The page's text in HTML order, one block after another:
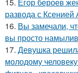
развода с
16. Вы замечали,
вы просто
17. Девушка
молодому